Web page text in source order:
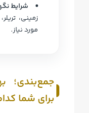
شرایط
زمینی،
مورد نیاز.
جمع‌بندی؛
برای شما